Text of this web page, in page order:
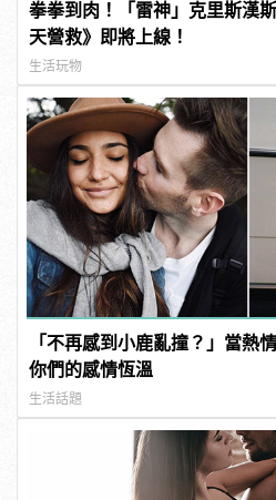
拳拳到肉！「雷神」克里斯漢
天營救》即將上線！
生活玩物
「不再感到小鹿亂撞？」當熱
你們的感情恆溫
生活話題